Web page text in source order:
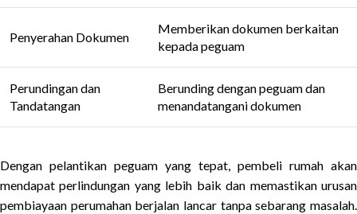
Penyerahan Dokumen
Memberikan dokumen berkaitan
kepada peguam
Perundingan dan
Tandatangan
Berunding dengan peguam dan
menandatangani dokumen
Dengan pelantikan peguam yang tepat, pembeli rumah akan
mendapat perlindungan yang lebih baik dan memastikan urusan
pembiayaan perumahan berjalan lancar tanpa sebarang masalah.